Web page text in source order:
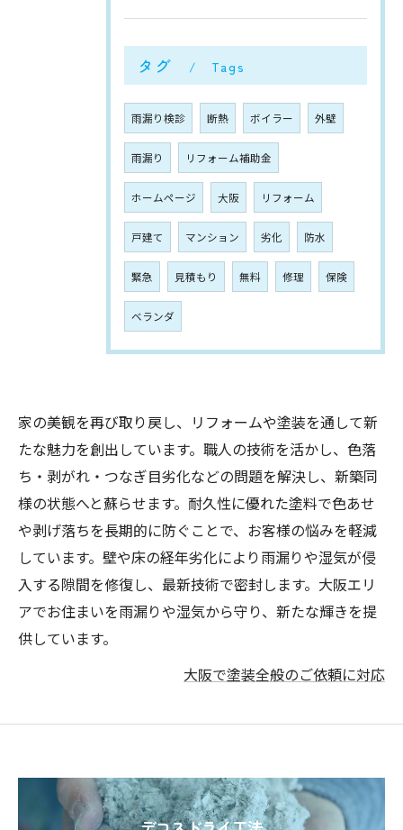
タグ Tags
雨漏り検診 断熱 ボイラー 外壁
雨漏り リフォーム補助金
ホームページ 大阪 リフォーム
戸建て マンション 劣化 防水
緊急 見積もり 無料 修理 保険
ベランダ
家の美観を再び取り戻し、リフォームや塗装を通して新
たな魅力を創出しています。職人の技術を活かし、色落
ち・剥がれ・つなぎ目劣化などの問題を解決し、新築同
様の状態へと蘇らせます。耐久性に優れた塗料で色あせ
や剥げ落ちを長期的に防ぐことで、お客様の悩みを軽減
しています。壁や床の経年劣化により雨漏りや湿気が侵
入する隙間を修復し、最新技術で密封します。大阪エリ
アでお住まいを雨漏りや湿気から守り、新たな輝きを提
供しています。
大阪で塗装全般のご依頼に対応